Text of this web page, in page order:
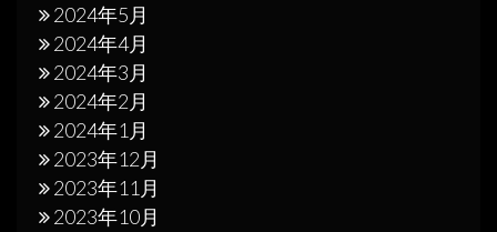
2024年5月
2024年4月
2024年3月
2024年2月
2024年1月
2023年12月
2023年11月
2023年10月